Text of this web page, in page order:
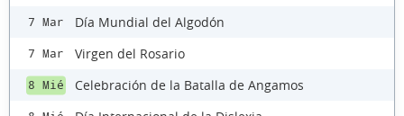
7 Mar Día Mundial del Algodón
7 Mar Virgen del Rosario
8 Mié Celebración de la Batalla de Angamos